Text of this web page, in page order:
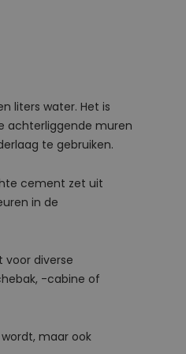
liters water. Het is
achterliggende muren
te gebruiken.
cement zet uit
in de
voor diverse
-cabine of
maar ook